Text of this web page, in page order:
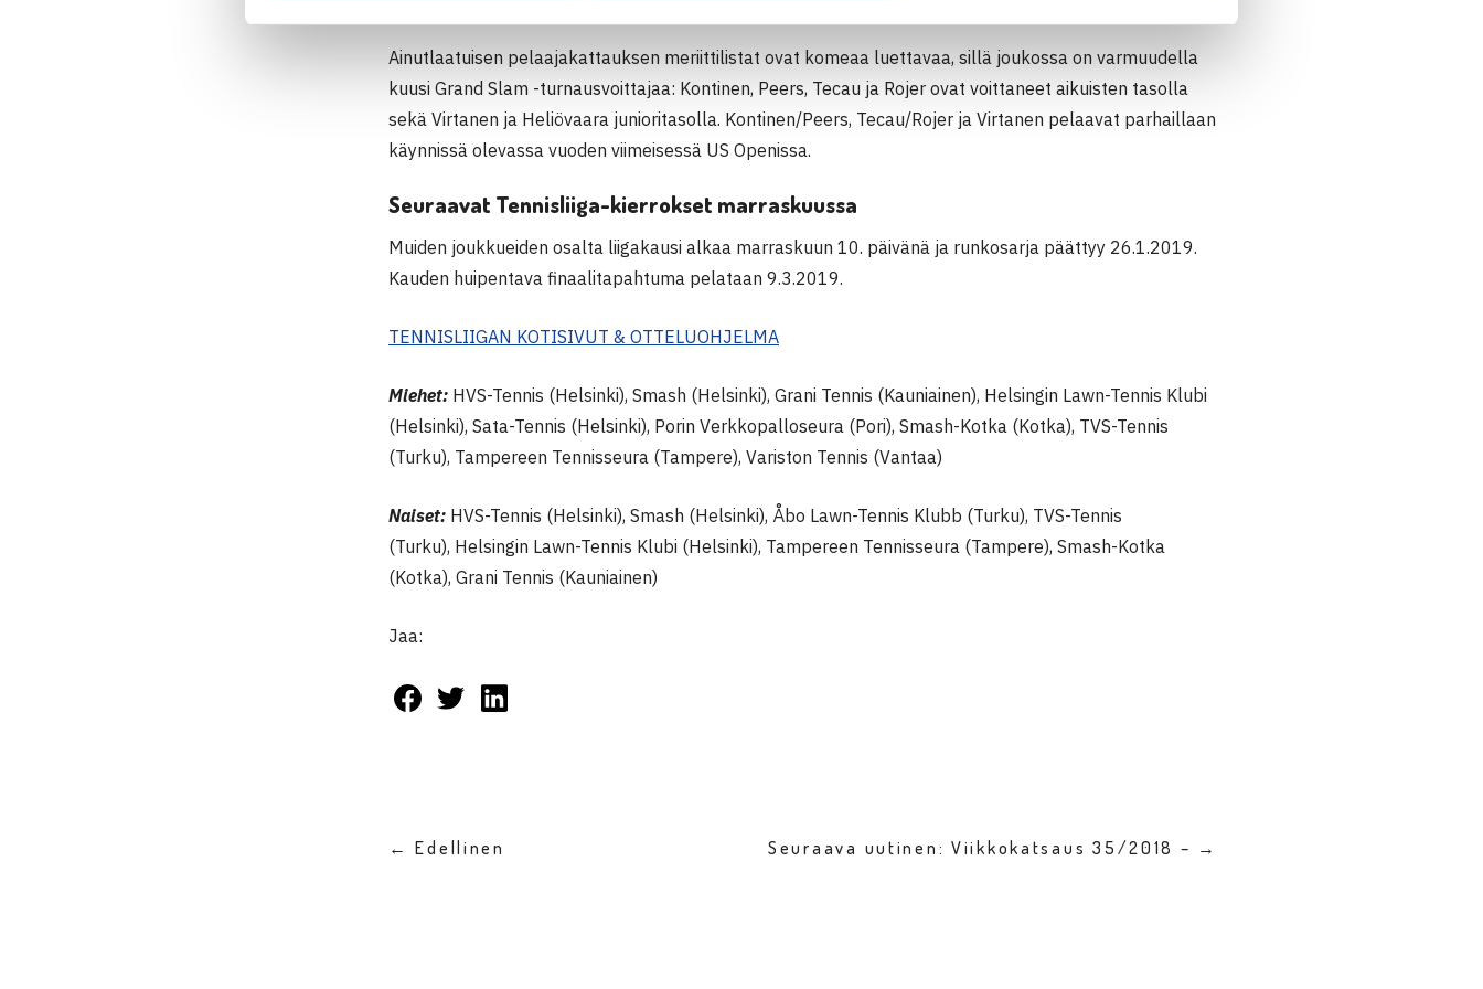
Ainutlaatuisen pelaajakattauksen meriittilistat ovat komeaa luettavaa, sillä joukossa on varmuudella
kuusi Grand Slam -turnausvoittajaa: Kontinen, Peers, Tecau ja Rojer ovat voittaneet aikuisten tasolla
sekä Virtanen ja Heliövaara junioritasolla. Kontinen/Peers, Tecau/Rojer ja Virtanen pelaavat parhaillaan
käynnissä olevassa vuoden viimeisessä US Openissa.
Seuraavat Tennisliiga-kierrokset marraskuussa
Muiden joukkueiden osalta liigakausi alkaa marraskuun 10. päivänä ja runkosarja päättyy 26.1.2019.
Kauden huipentava finaalitapahtuma pelataan 9.3.2019.
TENNISLIIGAN KOTISIVUT & OTTELUOHJELMA
Miehet: HVS-Tennis (Helsinki), Smash (Helsinki), Grani Tennis (Kauniainen), Helsingin Lawn-Tennis Klubi
(Helsinki), Sata-Tennis (Helsinki), Porin Verkkopalloseura (Pori), Smash-Kotka (Kotka), TVS-Tennis
(Turku), Tampereen Tennisseura (Tampere), Variston Tennis (Vantaa)
Naiset: HVS-Tennis (Helsinki), Smash (Helsinki), Åbo Lawn-Tennis Klubb (Turku), TVS-Tennis
(Turku), Helsingin Lawn-Tennis Klubi (Helsinki), Tampereen Tennisseura (Tampere), Smash-Kotka
(Kotka), Grani Tennis (Kauniainen)
Jaa:
← Edellinen Seuraava uutinen: Viikkokatsaus 35/2018 – →